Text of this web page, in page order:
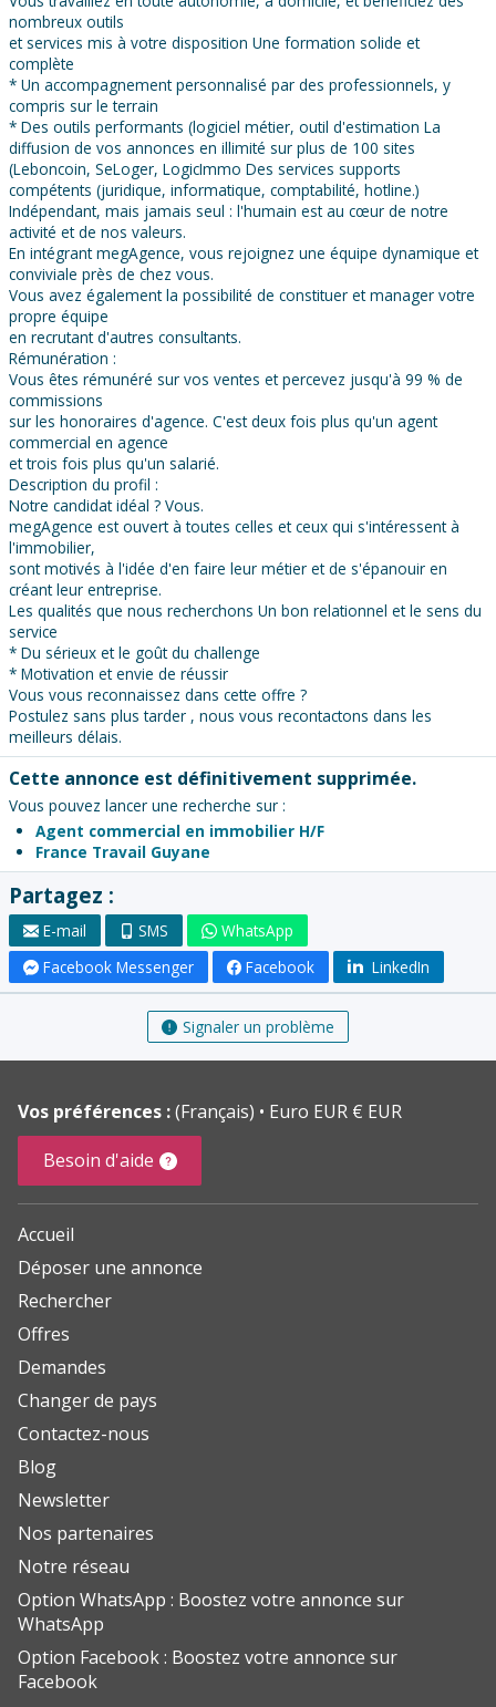
nombreux outils
et services mis à votre disposition Une formation solide et
complète
* Un accompagnement personnalisé par des professionnels, y
compris sur le terrain
* Des outils performants (logiciel métier, outil d'estimation La
diffusion de vos annonces en illimité sur plus de 100 sites
(Leboncoin, SeLoger, LogicImmo Des services supports
compétents (juridique, informatique, comptabilité, hotline.)
Indépendant, mais jamais seul : l'humain est au cœur de notre
activité et de nos valeurs.
En intégrant megAgence, vous rejoignez une équipe dynamique et
conviviale près de chez vous.
Vous avez également la possibilité de constituer et manager votre
propre équipe
en recrutant d'autres consultants.
Rémunération :
Vous êtes rémunéré sur vos ventes et percevez jusqu'à 99 % de
commissions
sur les honoraires d'agence. C'est deux fois plus qu'un agent
commercial en agence
et trois fois plus qu'un salarié.
Description du profil :
Notre candidat idéal ? Vous.
megAgence est ouvert à toutes celles et ceux qui s'intéressent à
l'immobilier,
sont motivés à l'idée d'en faire leur métier et de s'épanouir en
créant leur entreprise.
Les qualités que nous recherchons Un bon relationnel et le sens du
service
* Du sérieux et le goût du challenge
* Motivation et envie de réussir
Vous vous reconnaissez dans cette offre ?
Postulez sans plus tarder , nous vous recontactons dans les
meilleurs délais.
Cette annonce est définitivement supprimée.
Vous pouvez lancer une recherche sur :
Agent commercial en immobilier H/F
France Travail Guyane
Partagez :
E-mail SMS
WhatsApp
Facebook Messenger
Facebook LinkedIn
Signaler un problème
Vos préférences :(Français)
Euro EUR € EUR
Besoin d'aide
Accueil
Déposer une annonce
Rechercher
Offres
Demandes
Changer de pays
Contactez-nous
Blog
Newsletter
Nos partenaires
Notre réseau
Option WhatsApp : Boostez votre annonce sur
WhatsApp
Option Facebook : Boostez votre annonce sur
Facebook